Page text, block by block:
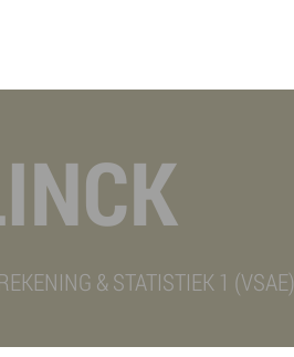
& STATISTIEK 1 (VSAE)